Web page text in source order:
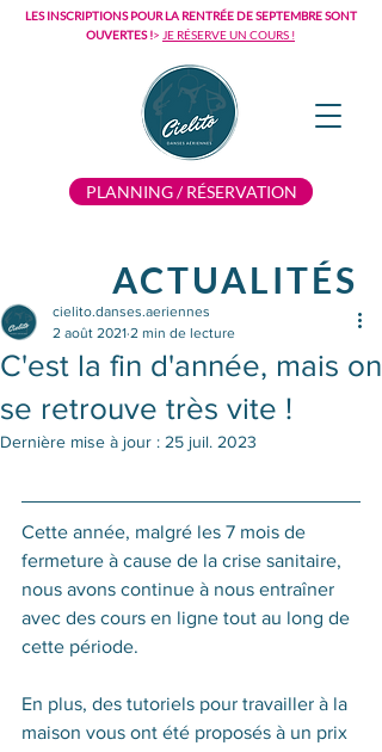
PLANNING / RÉSERVATION
LES INSCRIPTIONS POUR LA RENTRÉE DE SEPTEMBRE SONT
OUVERTES !> JE RÉSERVE UN COURS !
ACTUALITÉS
C'est la fin d'année, mais on
se retrouve très vite !
cielito.danses.aeriennes
2 août 2021 2 min de lecture
Dernière mise à jour : 25 juil. 2023
Cette année, malgré les 7 mois de
fermeture à cause de la crise sanitaire,
nous avons continue à nous entraîner
avec des cours en ligne tout au long de
cette période.
En plus, des tutoriels pour travailler à la
maison vous ont été proposés à un prix